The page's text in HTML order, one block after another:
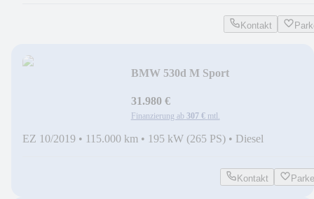
Kontakt
BMW 530d M Sport
UP|LED|NAVI|SHZ
31.980 €
Finanzierung ab 307 € mtl.
EZ 10/2019 • 115.000 km • 195 kW (265 PS) • Diesel
Kontakt